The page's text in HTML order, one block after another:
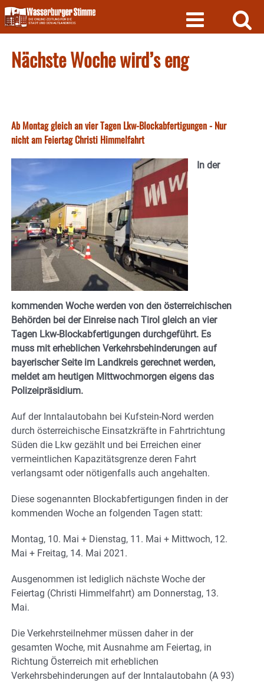
Skip
to
content
Nächste Woche wird’s eng
Ab Montag gleich an vier Tagen Lkw-Blockabfertigungen - Nur
nicht am Feiertag Christi Himmelfahrt
In der
kommenden Woche werden von den österreichischen
Behörden bei der Einreise nach Tirol gleich an vier
Tagen Lkw-Blockabfertigungen durchgeführt. Es
muss mit erheblichen Verkehrsbehinderungen auf
bayerischer Seite im Landkreis gerechnet werden,
meldet am heutigen Mittwochmorgen eigens das
Polizeipräsidium.
Auf der Inntalautobahn bei Kufstein-Nord werden
durch österreichische Einsatzkräfte in Fahrtrichtung
Süden die Lkw gezählt und bei Erreichen einer
vermeintlichen Kapazitätsgrenze deren Fahrt
verlangsamt oder nötigenfalls auch angehalten.
Diese sogenannten Blockabfertigungen finden in der
kommenden Woche an folgenden Tagen statt:
Montag, 10. Mai + Dienstag, 11. Mai + Mittwoch, 12.
Mai + Freitag, 14. Mai 2021.
Ausgenommen ist lediglich nächste Woche der
Feiertag (Christi Himmelfahrt) am Donnerstag, 13.
Mai.
Die Verkehrsteilnehmer müssen daher in der
gesamten Woche, mit Ausnahme am Feiertag, in
Richtung Österreich mit erheblichen
Verkehrsbehinderungen auf der Inntalautobahn (A 93)